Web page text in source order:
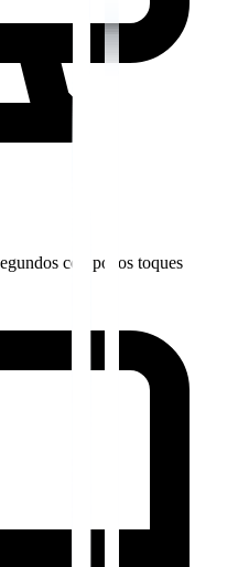
con pocos toques